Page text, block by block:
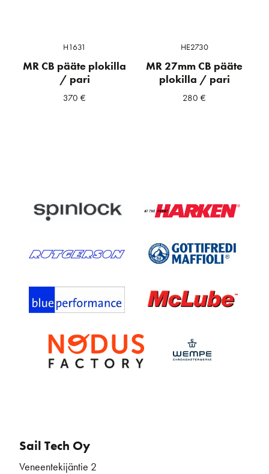
H1631
MR CB pääte plokilla
/ pari
370€
HE2730
MR 27mm CB pääte
plokilla / pari
280€
Sail Tech Oy
Veneentekijäntie 2